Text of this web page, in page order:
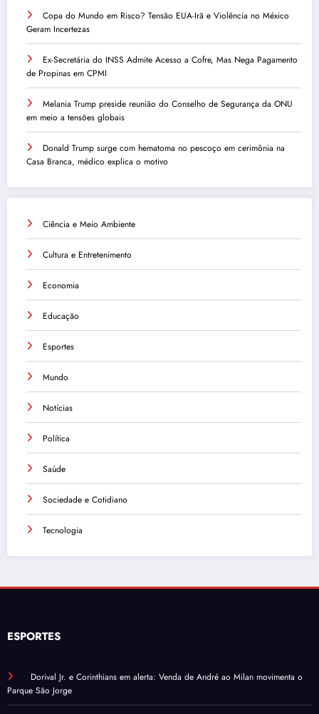
Copa do Mundo em Risco? Tensão EUA-Irã e Violência no México
Geram Incertezas
Ex-Secretária do INSS Admite Acesso a Cofre, Mas Nega Pagamento
de Propinas em CPMI
Melania Trump preside reunião do Conselho de Segurança da ONU
em meio a tensões globais
Donald Trump surge com hematoma no pescoço em cerimônia na
Casa Branca, médico explica o motivo
Ciência e Meio Ambiente
Cultura e Entretenimento
Economia
Educação
Esportes
Mundo
Notícias
Política
Saúde
Sociedade e Cotidiano
Tecnologia
ESPORTES
Dorival Jr. e Corinthians em alerta: Venda de André ao Milan movimenta o
Parque São Jorge